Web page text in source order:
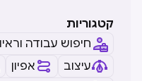
קטגוריות
חיפוש עבודה
עיצוב
אפיון